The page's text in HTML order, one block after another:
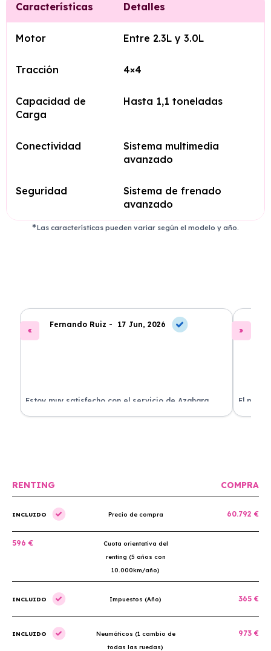
Características Detalles
Motor Entre 2.3L y 3.0L
Tracción 4×4
Capacidad de
Carga
Hasta 1,1 toneladas
Conectividad
Sistema multimedia
avanzado
Seguridad
Sistema de frenado
avanzado
Las características pueden variar según el modelo y año.
Fernando Ruiz - 17 Jun, 2026
Estoy muy satisfecho con el servicio de Azahara
Renting. El coche está en perfectas condiciones y el
El
llegó
RENTING COMPRA
INCLUIDO Precio de compra 60.792 €
596 €
Cuota orientativa del
renting (5 años con
10.000km/año)
INCLUIDO Impuestos (Año) 365 €
INCLUIDO
Neumáticos (1 cambio de
todas las ruedas)
973 €